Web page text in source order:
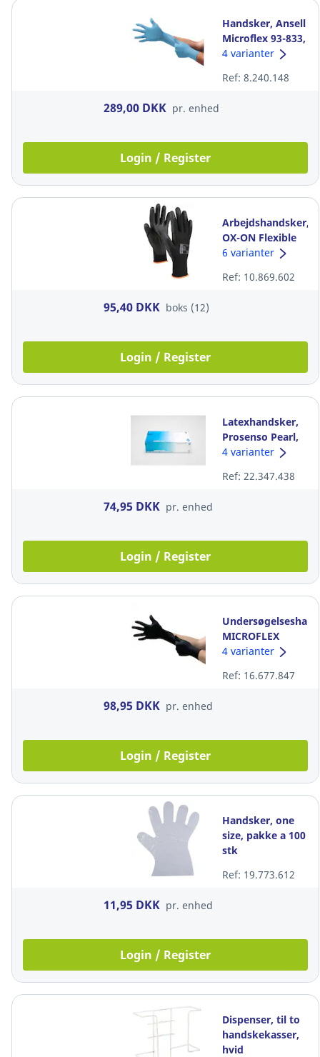
Handsker, Ansell
Microflex 93-833,
nitril, str. 7.5-8,
4 varianter
Ref: 8.240.148
289,00 DKK pr. enhed
Login / Register
Arbejdshandsker,
OX-ON Flexible
Basic 1000, str. 9
6 varianter
Ref: 10.869.602
95,40 DKK boks (12)
Login / Register
Latexhandsker,
Prosenso Pearl,
str. L, pakke a
4 varianter
Ref: 22.347.438
74,95 DKK pr. enhed
Login / Register
MICROFLEX
MidKnight Touch
XXL
4 varianter
Ref: 16.677.847
98,95 DKK pr. enhed
Login / Register
Handsker, one
size, pakke a 100
stk
Ref: 19.773.612
11,95 DKK pr. enhed
Login / Register
Dispenser, til to
handskekasser,
hvid